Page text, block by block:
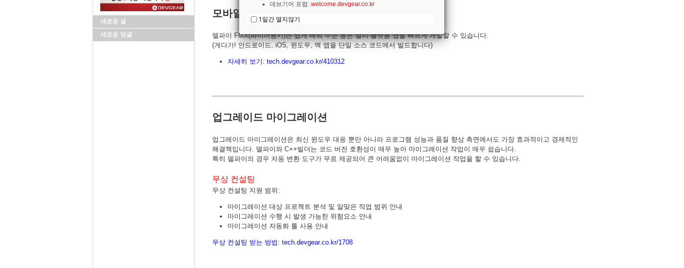
새로운 글
새로운 덧글
모바일 앱 개발 또는 유지관리
델파이 FMX(파이어몽키)는 쉽게 배워 수준 높은 멀티-플랫폼 앱을 빠르게 개발할 수 있습니다.
(게다가! 안드로이드, iOS, 윈도우, 맥 앱을 단일 소스 코드에서 빌드합니다)
자세히 보기: tech.devgear.co.kr/410312
업그레이드 마이그레이션
업그레이드 마이그레이션은 최신 윈도우 대응 뿐만 아니라 프로그램 성능과 품질 향상 측면에서도 가장 효과적이고 경제적인
해결책입니다. 델파이와 C++빌더는 코드 버전 호환성이 매우 높아 마이그레이션 작업이 매우 쉽습니다.
특히 델파이의 경우 자동 변환 도구가 무료 제공되어 큰 어려움없이 마이그레이션 작업을 할 수 있습니다.
무상 컨설팅
무상 컨설팅 지원 범위:
마이그레이션 대상 프로젝트 분석 및 알맞은 작업 범위 안내
마이그레이션 수행 시 발생 가능한 위험요소 안내
마이그레이션 자동화 툴 사용 안내
무상 컨설팅 받는 방법: tech.devgear.co.kr/1708
데브기어 포럼: welcome.devgear.co.kr
1일간 열지않기